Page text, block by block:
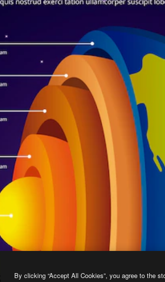
By clicking “Accept All Cookies”, you agree to the